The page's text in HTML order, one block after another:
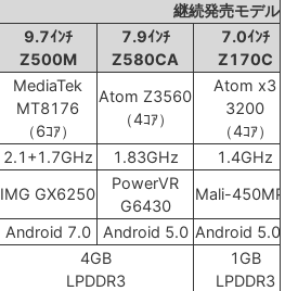
継続発売モデル
9.7ｲﾝﾁ
Z500M
7.9ｲﾝﾁ
Z580CA
7.0ｲﾝﾁ
Z170C
MediaTek
MT8176
（6ｺｱ）
Atom Z3560
（4ｺｱ）
Atom x3
3200
（4ｺｱ）
2.1+1.7GHz 1.83GHz
1.4GHz
IMG GX6250
PowerVR
G6430
Mali-450MP4
Android 7.0 Android 5.0 Android 5.0.2
4GB
LPDDR3
1GB
LPDDR3